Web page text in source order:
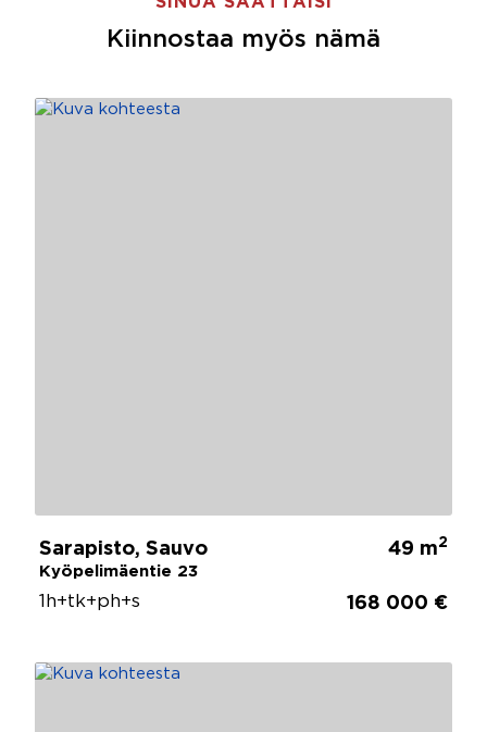
Kiinnostaa myös nämä
Sarapisto, Sauvo
Kyöpelimäentie 23
49 m2
1h+tk+ph+s 168 000 €